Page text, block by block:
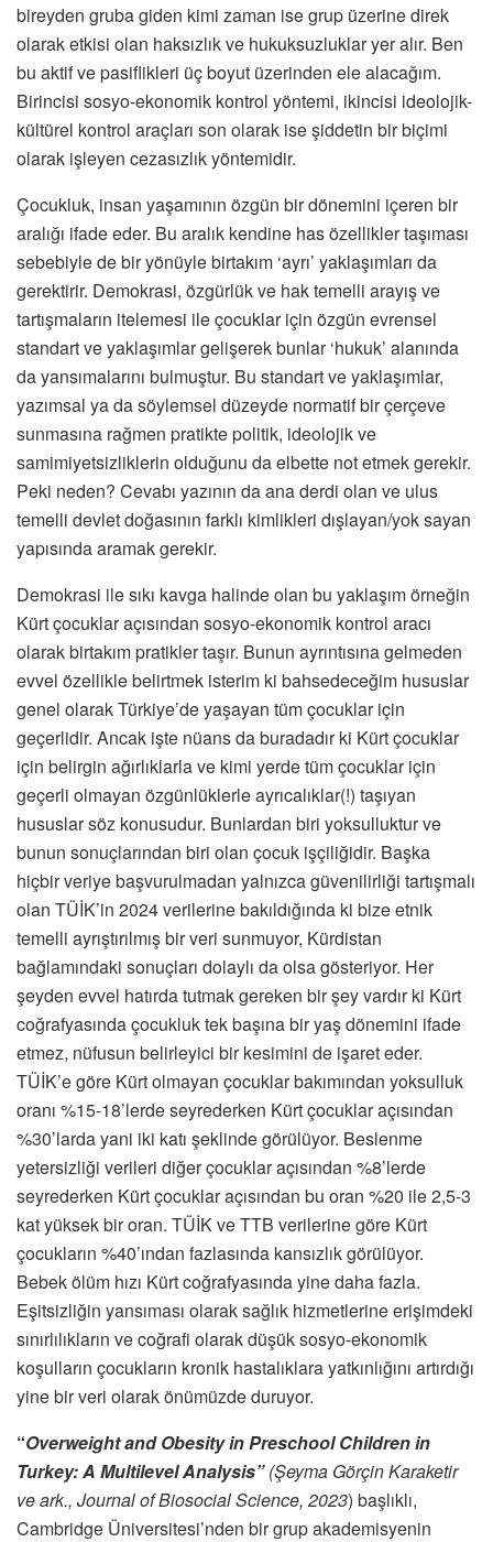
bireyden gruba giden kimi zaman ise grup üzerine direk
olarak etkisi olan haksızlık ve hukuksuzluklar yer alır. Ben
bu aktif ve pasiflikleri üç boyut üzerinden ele alacağım.
Birincisi sosyo-ekonomik kontrol yöntemi, ikincisi ideolojik-
kültürel kontrol araçları son olarak ise şiddetin bir biçimi
olarak işleyen cezasızlık yöntemidir.
Çocukluk, insan yaşamının özgün bir dönemini içeren bir
aralığı ifade eder. Bu aralık kendine has özellikler taşıması
sebebiyle de bir yönüyle birtakım ‘ayrı’ yaklaşımları da
gerektirir. Demokrasi, özgürlük ve hak temelli arayış ve
tartışmaların itelemesi ile çocuklar için özgün evrensel
standart ve yaklaşımlar gelişerek bunlar ‘hukuk’ alanında
da yansımalarını bulmuştur. Bu standart ve yaklaşımlar,
yazımsal ya da söylemsel düzeyde normatif bir çerçeve
sunmasına rağmen pratikte politik, ideolojik ve
samimiyetsizliklerin olduğunu da elbette not etmek gerekir.
Peki neden? Cevabı yazının da ana derdi olan ve ulus
temelli devlet doğasının farklı kimlikleri dışlayan/yok sayan
yapısında aramak gerekir.
Demokrasi ile sıkı kavga halinde olan bu yaklaşım örneğin
Kürt çocuklar açısından sosyo-ekonomik kontrol aracı
olarak birtakım pratikler taşır. Bunun ayrıntısına gelmeden
evvel özellikle belirtmek isterim ki bahsedeceğim hususlar
genel olarak Türkiye’de yaşayan tüm çocuklar için
geçerlidir. Ancak işte nüans da buradadır ki Kürt çocuklar
için belirgin ağırlıklarla ve kimi yerde tüm çocuklar için
geçerli olmayan özgünlüklerle ayrıcalıklar(!) taşıyan
hususlar söz konusudur. Bunlardan biri yoksulluktur ve
bunun sonuçlarından biri olan çocuk işçiliğidir. Başka
hiçbir veriye başvurulmadan yalnızca güvenilirliği tartışmalı
olan TÜİK’in 2024 verilerine bakıldığında ki bize etnik
temelli ayrıştırılmış bir veri sunmuyor, Kürdistan
bağlamındaki sonuçları dolaylı da olsa gösteriyor. Her
şeyden evvel hatırda tutmak gereken bir şey vardır ki Kürt
coğrafyasında çocukluk tek başına bir yaş dönemini ifade
etmez, nüfusun belirleyici bir kesimini de işaret eder.
TÜİK’e göre Kürt olmayan çocuklar bakımından yoksulluk
oranı %15-18’lerde seyrederken Kürt çocuklar açısından
%30’larda yani iki katı şeklinde görülüyor. Beslenme
yetersizliği verileri diğer çocuklar açısından %8’lerde
seyrederken Kürt çocuklar açısından bu oran %20 ile 2,5-3
kat yüksek bir oran. TÜİK ve TTB verilerine göre Kürt
çocukların %40’ından fazlasında kansızlık görülüyor.
Bebek ölüm hızı Kürt coğrafyasında yine daha fazla.
Eşitsizliğin yansıması olarak sağlık hizmetlerine erişimdeki
sınırlılıkların ve coğrafi olarak düşük sosyo-ekonomik
koşulların çocukların kronik hastalıklara yatkınlığını artırdığı
yine bir veri olarak önümüzde duruyor.
“Overweight and Obesity in Preschool Children in
Turkey: A Multilevel Analysis”(Şeyma Görçin Karaketir
ve ark., Journal of Biosocial Science, 2023) başlıklı,
Cambridge Üniversitesi’nden bir grup akademisyenin